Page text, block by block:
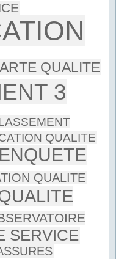
QUALITE
3
QUALITE
ENQUETE
QUALITE
SERVICE